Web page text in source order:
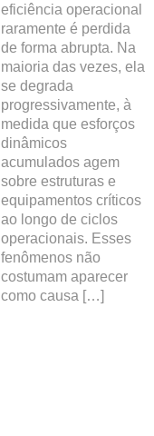
eficiência operacional
raramente é perdida
de forma abrupta. Na
maioria das vezes, ela
se degrada
progressivamente, à
medida que esforços
dinâmicos
acumulados agem
sobre estruturas e
equipamentos críticos
ao longo de ciclos
operacionais. Esses
fenômenos não
costumam aparecer
como causa […]